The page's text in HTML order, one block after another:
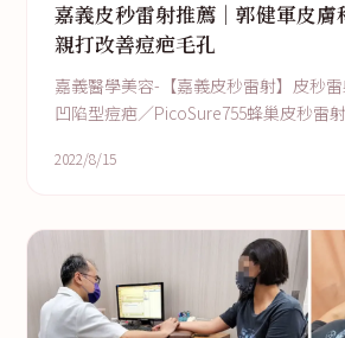
嘉義皮秒雷射推薦｜郭健軍皮膚
親打改善痘疤毛孔
嘉義醫學美容-【嘉義皮秒雷射】皮秒
凹陷型痘疤／PicoSure755蜂巢皮秒雷
2022/8/15